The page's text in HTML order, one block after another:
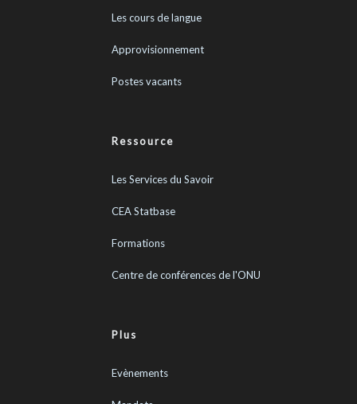
Les cours de langue
Approvisionnement
Postes vacants
Ressource
Les Services du Savoir
CEA Statbase
Formations
Centre de conférences de l'ONU
Plus
Evènements